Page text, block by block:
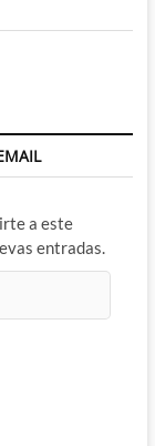
a este
entradas.